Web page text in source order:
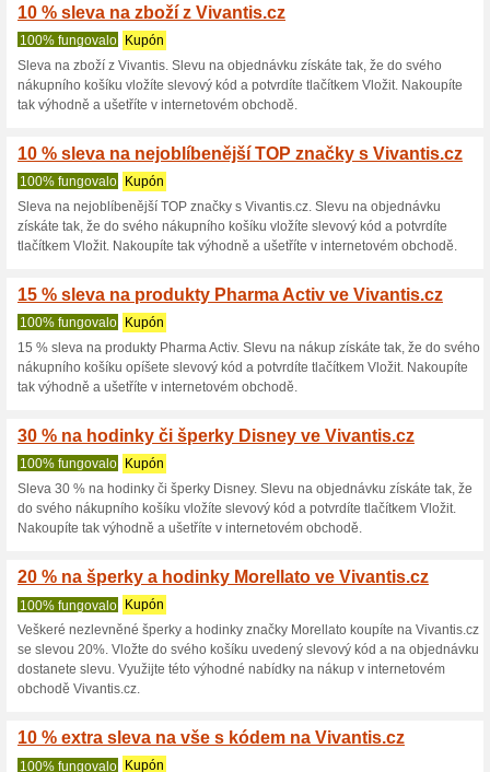
svém nákupním košíku
tlačítkem Vložit. Tím získáte
25 % sleva na
Sleva -25 % na značku
ve svém nákupním košíku
potvrdíte tlačítkem Vložit.
25 % sleva na
100% fungovalo
Kupón
Sleva -25 % na značku
ve svém nákupním košíku